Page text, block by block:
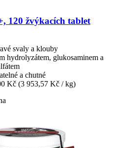
120 žvýkacích tablet
svaly a klouby
hydrolyzátem, glukosaminem a
a chutné
Kč (3 953,57 Kč / kg)